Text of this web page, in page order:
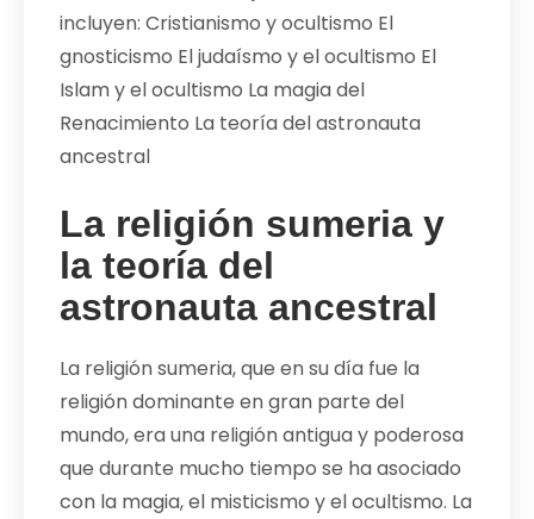
incluyen: Cristianismo y ocultismo El
gnosticismo El judaísmo y el ocultismo El
Islam y el ocultismo La magia del
Renacimiento La teoría del astronauta
ancestral
La religión sumeria y
la teoría del
astronauta ancestral
La religión sumeria, que en su día fue la
religión dominante en gran parte del
mundo, era una religión antigua y poderosa
que durante mucho tiempo se ha asociado
con la magia, el misticismo y el ocultismo. La